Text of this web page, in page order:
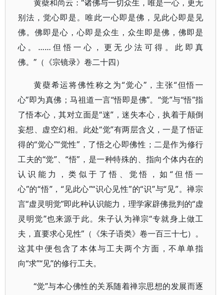
黄蘗和尚云：“诸佛与一切众生，唯是一心，更无
别法，觉心即是。唯此一心即是佛，见此心即是见
佛。佛即是心，心即是众生，众生即是佛，佛即是
心。……但悟一心，更无少法可得。此即真
佛。”（《宗镜录》卷二十四）
黄蘗希运将佛性称之为“觉心”，主张“但悟一
心”即为真佛；马祖道一言“悟即是佛”。“觉”与“悟”指
了悟本心，其对立面是“迷”，迷失本心，执着于颠倒
妄想、虚空幻相。此处“觉”有两层含义，一是了悟证
得的“觉心”“觉性”，了悟之心即佛性；二是作为修行
工夫的“觉”、“悟”，是一种特殊的、指向个体内在的
认识能力，类似于了悟、觉悟，如“但悟一
心”的“悟”，“见此心”“识心见性”的“识”与“见”。禅宗
言“虚灵明觉”即此种认识能力，理学家辟佛批判的“虚
灵明觉”也来源于此。朱子认为禅宗“专就身上做工
夫，直要求心见性”（《朱子语类》卷一百三十七）。
这其中便包含了本体与工夫两个方面，不单单指
向“求”“见”的修行工夫。
“觉”与本心佛性的关系随着禅宗思想的发展而逐